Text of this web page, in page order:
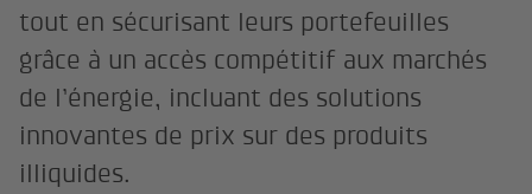
tout en sécurisant leurs portefeuilles
grâce à un accès compétitif aux marchés
de l’énergie, incluant des solutions
innovantes de prix sur des produits
illiquides.